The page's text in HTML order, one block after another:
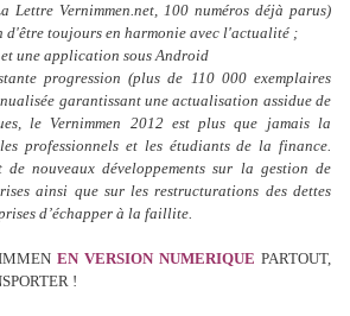
Lettre Vernimmen.net, 100 numéros déjà parus)
d'être toujours en harmonie avec l'actualité ;
une application sous Android
progression (plus de 110 000 exemplaires
garantissant une actualisation assidue de
le Vernimmen 2012 est plus que jamais la
professionnels et les étudiants de la finance.
nouveaux développements sur la gestion de
ainsi que sur les restructurations des dettes
d’échapper à la faillite.
EN VERSION NUMERIQUE PARTOUT,
!